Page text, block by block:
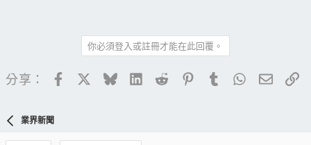
你必須登入或註冊才能在此回覆。
分享： FacebookBlueskyLinkedIn
Reddit PinterestTumblrWhatsApp
電子
業界新聞